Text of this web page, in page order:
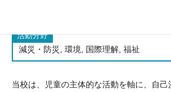
活動分野
減災・防災, 環境, 国際理解, 福祉
当校は、児童の主体的な活動を軸に、自己